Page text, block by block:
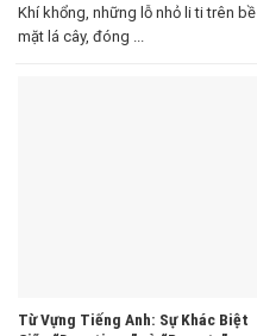
Khí khổng, những lỗ nhỏ li ti trên bề
mặt lá cây, đóng ...
Từ Vựng Tiếng Anh: Sự Khác Biệt